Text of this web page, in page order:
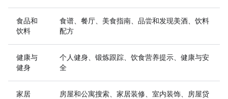
食品和
饮料
食谱、餐厅、美食指南、品尝和发现美酒、饮料
配方
健康与
健身
个人健身、锻炼跟踪、饮食营养提示、健康与安
全
家居
房屋和公寓搜索、家居装修、室内装饰、房屋贷